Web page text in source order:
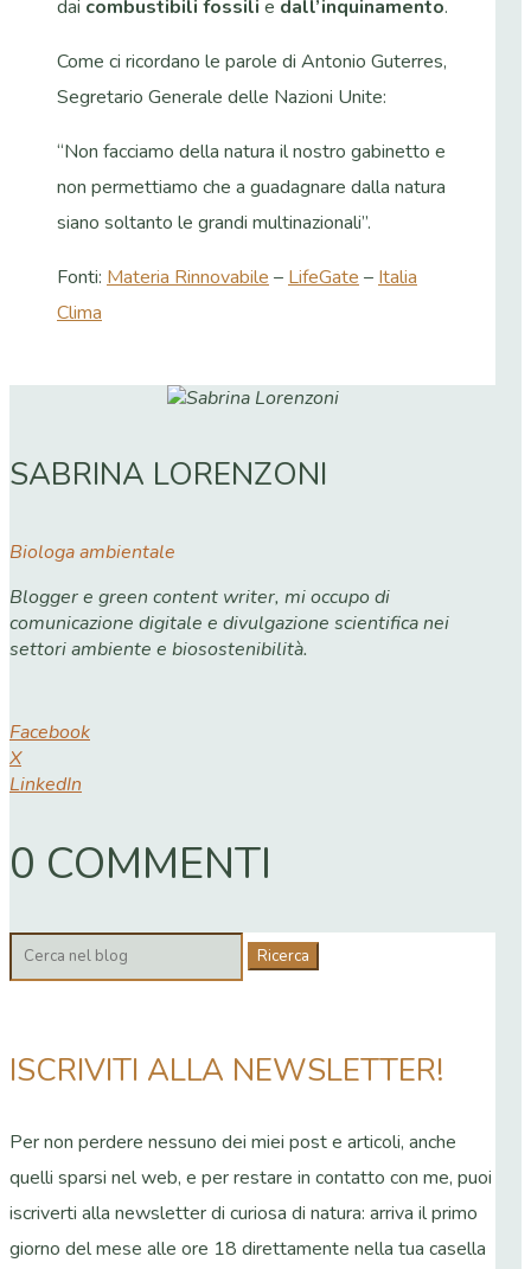
dai combustibili fossili e dall’inquinamento.
Come ci ricordano le parole di Antonio Guterres,
Segretario Generale delle Nazioni Unite:
“Non facciamo della natura il nostro gabinetto e
non permettiamo che a guadagnare dalla natura
siano soltanto le grandi multinazionali”.
Fonti: Materia Rinnovabile – LifeGate – Italia
Clima
SABRINA LORENZONI
Biologa ambientale
Blogger e green content writer, mi occupo di
comunicazione digitale e divulgazione scientifica nei
settori ambiente e biosostenibilità.
Facebook
X
LinkedIn
0 COMMENTI
Cerca:
ISCRIVITI ALLA NEWSLETTER!
Per non perdere nessuno dei miei post e articoli, anche
quelli sparsi nel web, e per restare in contatto con me, puoi
iscriverti alla newsletter di curiosa di natura: arriva il primo
giorno del mese alle ore 18 direttamente nella tua casella